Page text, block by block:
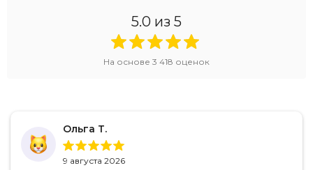
5.0 из 5
На основе 3 418 оценок
Ольга Т.
9 августа 2026